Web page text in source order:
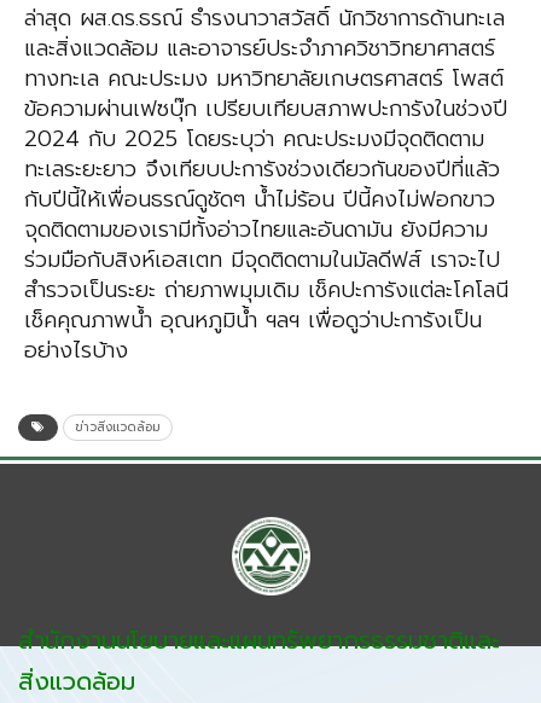
ล่าสุด ผส.ดร.ธรณ์ ธำรงนาวาสวัสดิ์ นักวิชาการด้านทะเล
และสิ่งแวดล้อม และอาจารย์ประจำภาควิชาวิทยาศาสตร์
ทางทะเล คณะประมง มหาวิทยาลัยเกษตรศาสตร์ โพสต์
ข้อความผ่านเฟซบุ๊ก เปรียบเทียบสภาพปะการังในช่วงปี
2024 กับ 2025 โดยระบุว่า คณะประมงมีจุดติดตาม
ทะเลระยะยาว จึงเทียบปะการังช่วงเดียวกันของปีที่แล้ว
กับปีนี้ให้เพื่อนธรณ์ดูชัดๆ น้ำไม่ร้อน ปีนี้คงไม่ฟอกขาว
จุดติดตามของเรามีทั้งอ่าวไทยและอันดามัน ยังมีความ
ร่วมมือกับสิงห์เอสเตท มีจุดติดตามในมัลดีฟส์ เราจะไป
สำรวจเป็นระยะ ถ่ายภาพมุมเดิม เช็คปะการังแต่ละโคโลนี
เช็คคุณภาพน้ำ อุณหภูมิน้ำ ฯลฯ เพื่อดูว่าปะการังเป็น
อย่างไรบ้าง
ข่าวสิ่งแวดล้อม
สำนักงานนโยบายและแผนทรัพยากรธรรมชาติและ
สิ่งแวดล้อม